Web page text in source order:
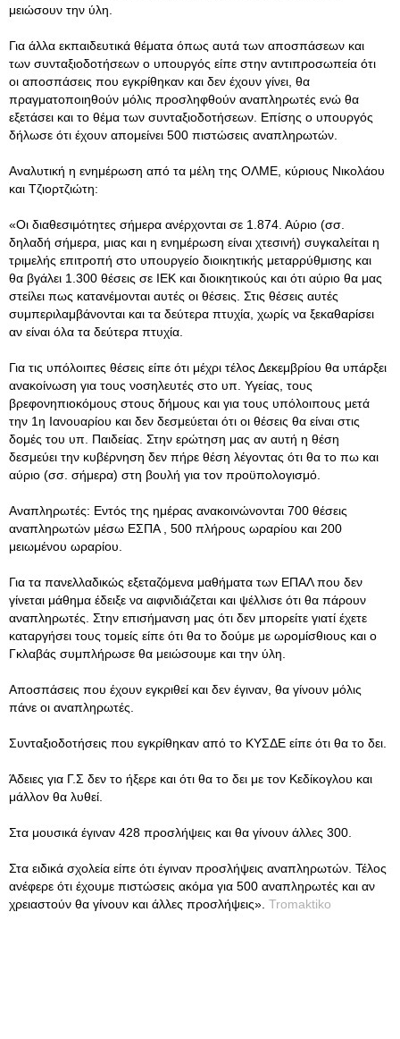
μειώσουν την ύλη.
Για άλλα εκπαιδευτικά θέματα όπως αυτά των αποσπάσεων και
των συνταξιοδοτήσεων ο υπουργός είπε στην αντιπροσωπεία ότι
οι αποσπάσεις που εγκρίθηκαν και δεν έχουν γίνει, θα
πραγματοποιηθούν μόλις προσληφθούν αναπληρωτές ενώ θα
εξετάσει και το θέμα των συνταξιοδοτήσεων. Επίσης ο υπουργός
δήλωσε ότι έχουν απομείνει 500 πιστώσεις αναπληρωτών.
Αναλυτική η ενημέρωση από τα μέλη της ΟΛΜΕ, κύριους Νικολάου
και Τζιορτζιώτη:
«Οι διαθεσιμότητες σήμερα ανέρχονται σε 1.874. Αύριο (σσ.
δηλαδή σήμερα, μιας και η ενημέρωση είναι χτεσινή) συγκαλείται η
τριμελής επιτροπή στο υπουργείο διοικητικής μεταρρύθμισης και
θα βγάλει 1.300 θέσεις σε ΙΕΚ και διοικητικούς και ότι αύριο θα μας
στείλει πως κατανέμονται αυτές οι θέσεις. Στις θέσεις αυτές
συμπεριλαμβάνονται και τα δεύτερα πτυχία, χωρίς να ξεκαθαρίσει
αν είναι όλα τα δεύτερα πτυχία.
Για τις υπόλοιπες θέσεις είπε ότι μέχρι τέλος Δεκεμβρίου θα υπάρξει
ανακοίνωση για τους νοσηλευτές στο υπ. Υγείας, τους
βρεφονηπιοκόμους στους δήμους και για τους υπόλοιπους μετά
την 1η Ιανουαρίου και δεν δεσμεύεται ότι οι θέσεις θα είναι στις
δομές του υπ. Παιδείας. Στην ερώτηση μας αν αυτή η θέση
δεσμεύει την κυβέρνηση δεν πήρε θέση λέγοντας ότι θα το πω και
αύριο (σσ. σήμερα) στη βουλή για τον προϋπολογισμό.
Αναπληρωτές: Εντός της ημέρας ανακοινώνονται 700 θέσεις
αναπληρωτών μέσω ΕΣΠΑ , 500 πλήρους ωραρίου και 200
μειωμένου ωραρίου.
Για τα πανελλαδικώς εξεταζόμενα μαθήματα των ΕΠΑΛ που δεν
γίνεται μάθημα έδειξε να αιφνιδιάζεται και ψέλλισε ότι θα πάρουν
αναπληρωτές. Στην επισήμανση μας ότι δεν μπορείτε γιατί έχετε
καταργήσει τους τομείς είπε ότι θα το δούμε με ωρομίσθιους και ο
Γκλαβάς συμπλήρωσε θα μειώσουμε και την ύλη.
Αποσπάσεις που έχουν εγκριθεί και δεν έγιναν, θα γίνουν μόλις
πάνε οι αναπληρωτές.
Συνταξιοδοτήσεις που εγκρίθηκαν από το ΚΥΣΔΕ είπε ότι θα το δει.
Άδειες για Γ.Σ δεν το ήξερε και ότι θα το δει με τον Κεδίκογλου και
μάλλον θα λυθεί.
Στα μουσικά έγιναν 428 προσλήψεις και θα γίνουν άλλες 300.
Στα ειδικά σχολεία είπε ότι έγιναν προσλήψεις αναπληρωτών. Τέλος
ανέφερε ότι έχουμε πιστώσεις ακόμα για 500 αναπληρωτές και αν
χρειαστούν θα γίνουν και άλλες προσλήψεις». Tromaktiko